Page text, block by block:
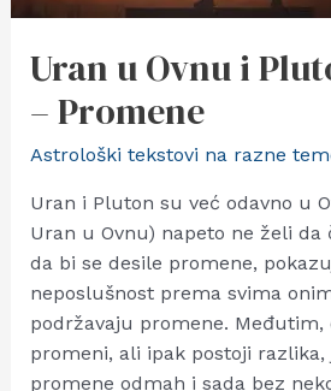
Uran u Ovnu i
– Promene
Astrološki tekstovi na razne
Uran i Pluton su već odavno u
Uran u Ovnu) napeto ne želi da
da bi se desile promene,
neposlušnost prema svima
podržavaju promene. Međutim,
promeni, ali ipak postoji
promene odmah i sada bez